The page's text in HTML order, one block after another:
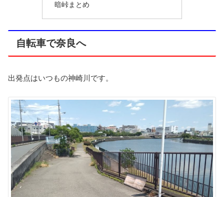
暗峠まとめ
自転車で奈良へ
出発点はいつもの神崎川です。